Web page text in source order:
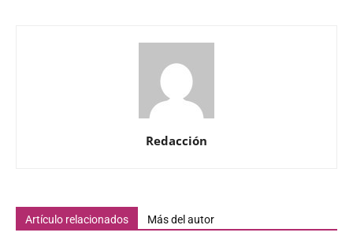
Redacción
Artículo relacionados Más del autor